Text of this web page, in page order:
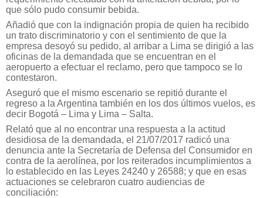
que sólo pudo consumir bebida.
Añadió que con la indignación propia de quien ha recibido
un trato discriminatorio y con el sentimiento de que la
empresa desoyó su pedido, al arribar a Lima se dirigió a las
oficinas de la demandada que se encuentran en el
aeropuerto a efectuar el reclamo, pero que tampoco se lo
contestaron.
Aseguró que el mismo escenario se repitió durante el
regreso a la Argentina también en los dos últimos vuelos, es
decir Bogotá – Lima y Lima – Salta.
Relató que al no encontrar una respuesta a la actitud
desidiosa de la demandada, el 21/07/2017 radicó una
denuncia ante la Secretaría de Defensa del Consumidor en
contra de la aerolínea, por los reiterados incumplimientos a
lo establecido en las Leyes 24240 y 26588; y que en esas
actuaciones se celebraron cuatro audiencias de
conciliación: